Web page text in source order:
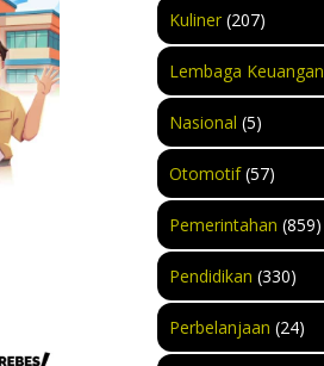
Kuliner(207)
Lembaga Keuangan
Nasional (5)
Otomotif(57)
Pemerintahan (859)
Pendidikan (330)
Perbelanjaan (24)